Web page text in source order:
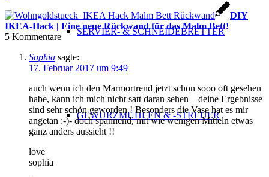
SERVIER- & SCHNEIDEBRETTER
GEWÜRZMÜHLEN & -STREUER
DIY
IKEA-Hack | Eine neue Rückwand für das Malm Bett!
5 Kommentare
Sophia sagte:
17. Februar 2017 um 9:49
auch wenn ich den Marmortrend jetzt schon sooo oft gesehen
habe, kann ich mich nicht satt daran sehen – deine Ergebnisse
sind sehr schön geworden ! Besonders die Vase hat es mir
angetan :-)- doch spannend, mit wie wenigen Mitteln etwas
ganz anders aussieht !!
love
sophia